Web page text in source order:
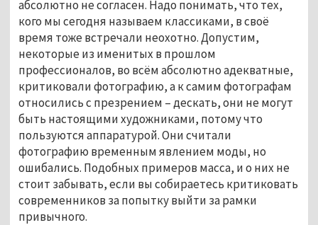
абсолютно не согласен. Надо понимать, что тех,
кого мы сегодня называем классиками, в своё
время тоже встречали неохотно. Допустим,
некоторые из именитых в прошлом
профессионалов, во всём абсолютно адекватные,
критиковали фотографию, а к самим фотографам
относились с презрением – дескать, они не могут
быть настоящими художниками, потому что
пользуются аппаратурой. Они считали
фотографию временным явлением моды, но
ошибались. Подобных примеров масса, и о них не
стоит забывать, если вы собираетесь критиковать
современников за попытку выйти за рамки
привычного.